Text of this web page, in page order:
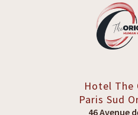
Hotel The
Paris Sud
46 Avenue